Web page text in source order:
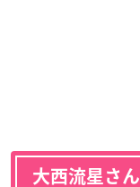
大西流星さ